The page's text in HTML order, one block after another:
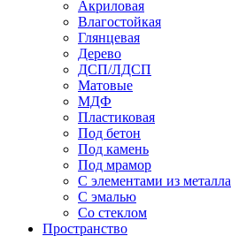
Акриловая
Влагостойкая
Глянцевая
Дерево
ДСП/ЛДСП
Матовые
МДФ
Пластиковая
Под бетон
Под камень
Под мрамор
С элементами из металла
С эмалью
Со стеклом
Пространство